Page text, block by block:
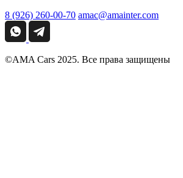
8 (926) 260-00-70 amac@amainter.com
©AMA Cars 2025. Все права защищены